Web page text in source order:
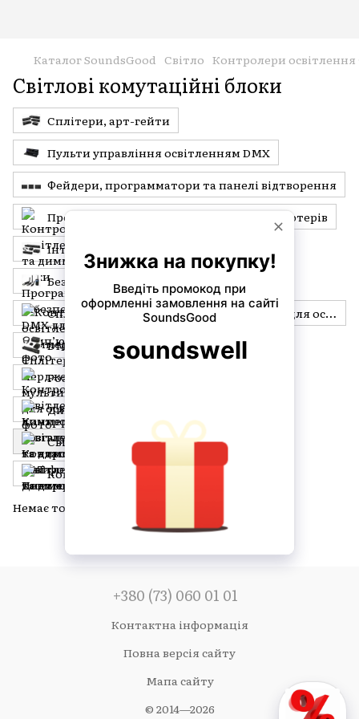
Каталог SoundsGood Світло Контролери
Світлові комутаційні блоки
Сплітери, арт-гейти
Пульти управління освітленням DMX
Фейдери, программатори та панелі відтворення
Програмне забезпечення DMX для комп’ютерів
Інтерфейси та вузли для освітлення
Безпровідне DMX обладнання
Сплітери, мерджери та мультиплексори для освітлення
DMX рекордери
Розгалужувачі та адаптери CAT
Диммери для освітлення
Світлові комутаційні блоки
Контролери та пульти DMX
Немає товарів
+380 (73) 060 01 01
Контактна інформація
Повна версія сайту
Мапа сайту
© 2014—2026